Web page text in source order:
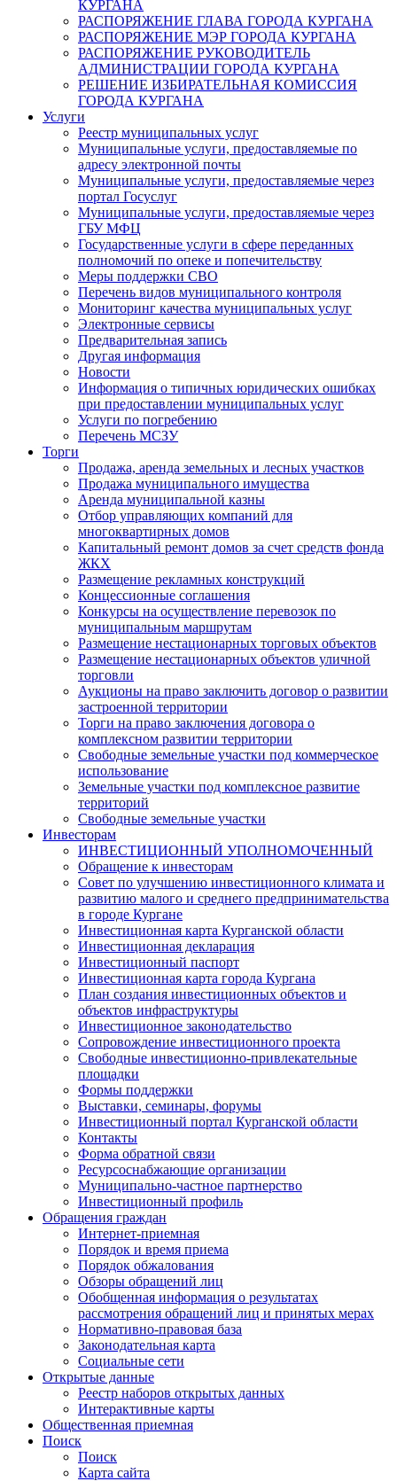
КУРГАНА
РАСПОРЯЖЕНИЕ ГЛАВА ГОРОДА КУРГАНА
РАСПОРЯЖЕНИЕ МЭР ГОРОДА КУРГАНА
РАСПОРЯЖЕНИЕ РУКОВОДИТЕЛЬ
АДМИНИСТРАЦИИ ГОРОДА КУРГАНА
РЕШЕНИЕ ИЗБИРАТЕЛЬНАЯ КОМИССИЯ
ГОРОДА КУРГАНА
Услуги
Реестр муниципальных услуг
Муниципальные услуги, предоставляемые по
адресу электронной почты
Муниципальные услуги, предоставляемые через
портал Госуслуг
Муниципальные услуги, предоставляемые через
ГБУ МФЦ
Государственные услуги в сфере переданных
полномочий по опеке и попечительству
Меры поддержки СВО
Перечень видов муниципального контроля
Мониторинг качества муниципальных услуг
Электронные сервисы
Предварительная запись
Другая информация
Новости
Информация о типичных юридических ошибках
при предоставлении муниципальных услуг
Услуги по погребению
Перечень МСЗУ
Торги
Продажа, аренда земельных и лесных участков
Продажа муниципального имущества
Аренда муниципальной казны
Отбор управляющих компаний для
многоквартирных домов
Капитальный ремонт домов за счет средств фонда
ЖКХ
Размещение рекламных конструкций
Концессионные соглашения
Конкурсы на осуществление перевозок по
муниципальным маршрутам
Размещение нестационарных торговых объектов
Размещение нестационарных объектов уличной
торговли
Аукционы на право заключить договор о развитии
застроенной территории
Торги на право заключения договора о
комплексном развитии территории
Свободные земельные участки под коммерческое
использование
Земельные участки под комплексное развитие
территорий
Свободные земельные участки
Инвесторам
ИНВЕСТИЦИОННЫЙ УПОЛНОМОЧЕННЫЙ
Обращение к инвесторам
Совет по улучшению инвестиционного климата и
развитию малого и среднего предпринимательства
в городе Кургане
Инвестиционная карта Курганской области
Инвестиционная декларация
Инвестиционный паспорт
Инвестиционная карта города Кургана
План создания инвестиционных объектов и
объектов инфраструктуры
Инвестиционное законодательство
Сопровождение инвестиционного проекта
Свободные инвестиционно-привлекательные
площадки
Формы поддержки
Выставки, семинары, форумы
Инвестиционный портал Курганской области
Контакты
Форма обратной связи
Ресурсоснабжающие организации
Муниципально-частное партнерство
Инвестиционный профиль
Обращения граждан
Интернет-приемная
Порядок и время приема
Порядок обжалования
Обзоры обращений лиц
Обобщенная информация о результатах
рассмотрения обращений лиц и принятых мерах
Нормативно-правовая база
Законодательная карта
Социальные сети
Открытые данные
Реестр наборов открытых данных
Интерактивные карты
Общественная приемная
Поиск
Поиск
Карта сайта